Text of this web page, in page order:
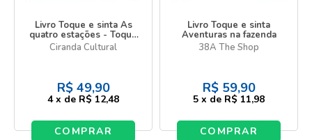
Livro Toque e sinta As
quatro estações - Toque
sinta e aprenda
Ciranda Cultural
R$ 49,90
4 x de R$ 12,48
COMPRAR
Livro Toque e sinta
Aventuras na fazenda
38A The Shop
R$ 59,90
5 x de R$ 11,98
COMPRAR